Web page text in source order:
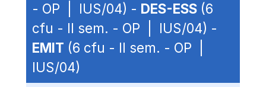
- OP | IUS/04) - DES-ESS (6
cfu - II sem. - OP | IUS/04) -
EMIT (6 cfu - II sem. - OP |
IUS/04)